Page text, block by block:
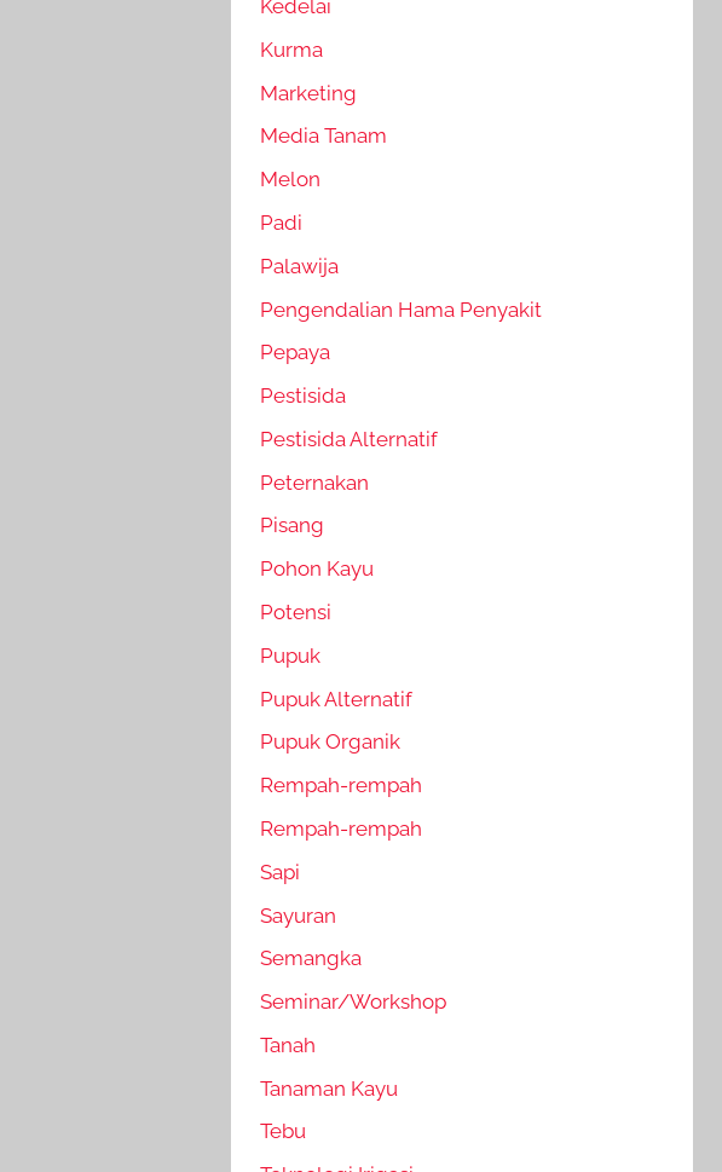
Kedelai
Kurma
Marketing
Media Tanam
Melon
Padi
Palawija
Pengendalian Hama Penyakit
Pepaya
Pestisida
Pestisida Alternatif
Peternakan
Pisang
Pohon Kayu
Potensi
Pupuk
Pupuk Alternatif
Pupuk Organik
Rempah-rempah
Rempah-rempah
Sapi
Sayuran
Semangka
Seminar/Workshop
Tanah
Tanaman Kayu
Tebu